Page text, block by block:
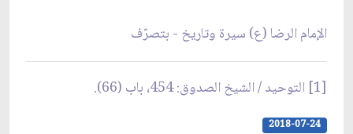
الإمام الرضا (ع) سيرة وتاريخ - بتصرّف
[1] التوحيد / الشيخ الصدوق: 454، باب (66).
2018-07-24